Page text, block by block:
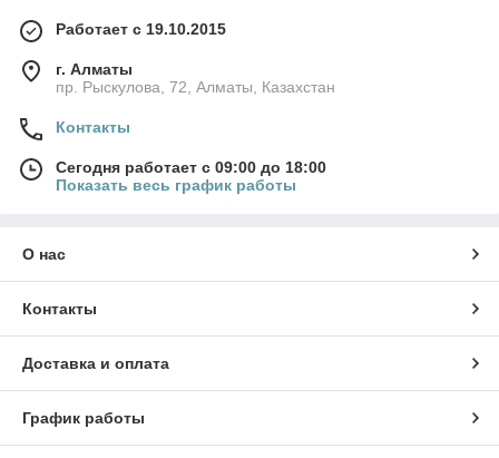
Работает с 19.10.2015
г. Алматы
пр. Рыскулова, 72, Алматы, Казахстан
Контакты
Сегодня работает с 09:00 до 18:00
Показать весь график работы
О нас
Контакты
Доставка и оплата
График работы